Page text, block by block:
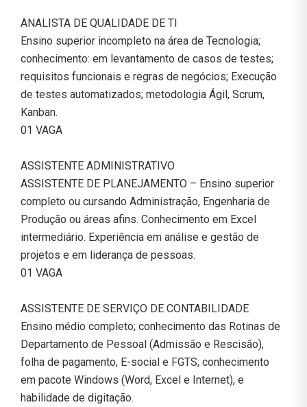
ANALISTA DE QUALIDADE DE TI
Ensino superior incompleto na área de Tecnologia;
conhecimento: em levantamento de casos de testes;
requisitos funcionais e regras de negócios; Execução
de testes automatizados; metodologia Ágil, Scrum,
Kanban.
01 VAGA
ASSISTENTE ADMINISTRATIVO
ASSISTENTE DE PLANEJAMENTO – Ensino superior
completo ou cursando Administração, Engenharia de
Produção ou áreas afins. Conhecimento em Excel
intermediário. Experiência em análise e gestão de
projetos e em liderança de pessoas.
01 VAGA
ASSISTENTE DE SERVIÇO DE CONTABILIDADE
Ensino médio completo; conhecimento das Rotinas de
Departamento de Pessoal (Admissão e Rescisão),
folha de pagamento, E-social e FGTS; conhecimento
em pacote Windows (Word, Excel e Internet), e
habilidade de digitação.